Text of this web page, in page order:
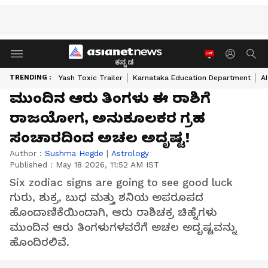
ಕನ್ನಡ
TRENDING : Yash Toxic Trailer Karnataka Education Department
ಮುಂದಿನ ಆರು ತಿಂಗಳು ಈ ರಾಶಿಗೆ
ರಾಜಯೋಗ, ಅನುಕೂಲಕರ ಗ್ರಹ
ಸಂಚಾರದಿಂದ ಅಚಲ ಅದೃಷ್ಟ!
Author : Sushma Hegde | Astrology
Published : May 18 2026, 11:52 AM IST
Six zodiac signs are going to see good luck
ಗುರು, ಶುಕ್ರ, ಬುಧ ಮತ್ತು ಶನಿಯ ಅಪರೂಪದ
ಹೊಂದಾಣಿಕೆಯಿಂದಾಗಿ, ಆರು ರಾಶಿಚಕ್ರ ಚಿಹ್ನೆಗಳು
ಮುಂದಿನ ಆರು ತಿಂಗಳುಗಳವರೆಗೆ ಅಚಲ ಅದೃಷ್ಟವನ್ನು
ಹೊಂದಿರಲಿವೆ.